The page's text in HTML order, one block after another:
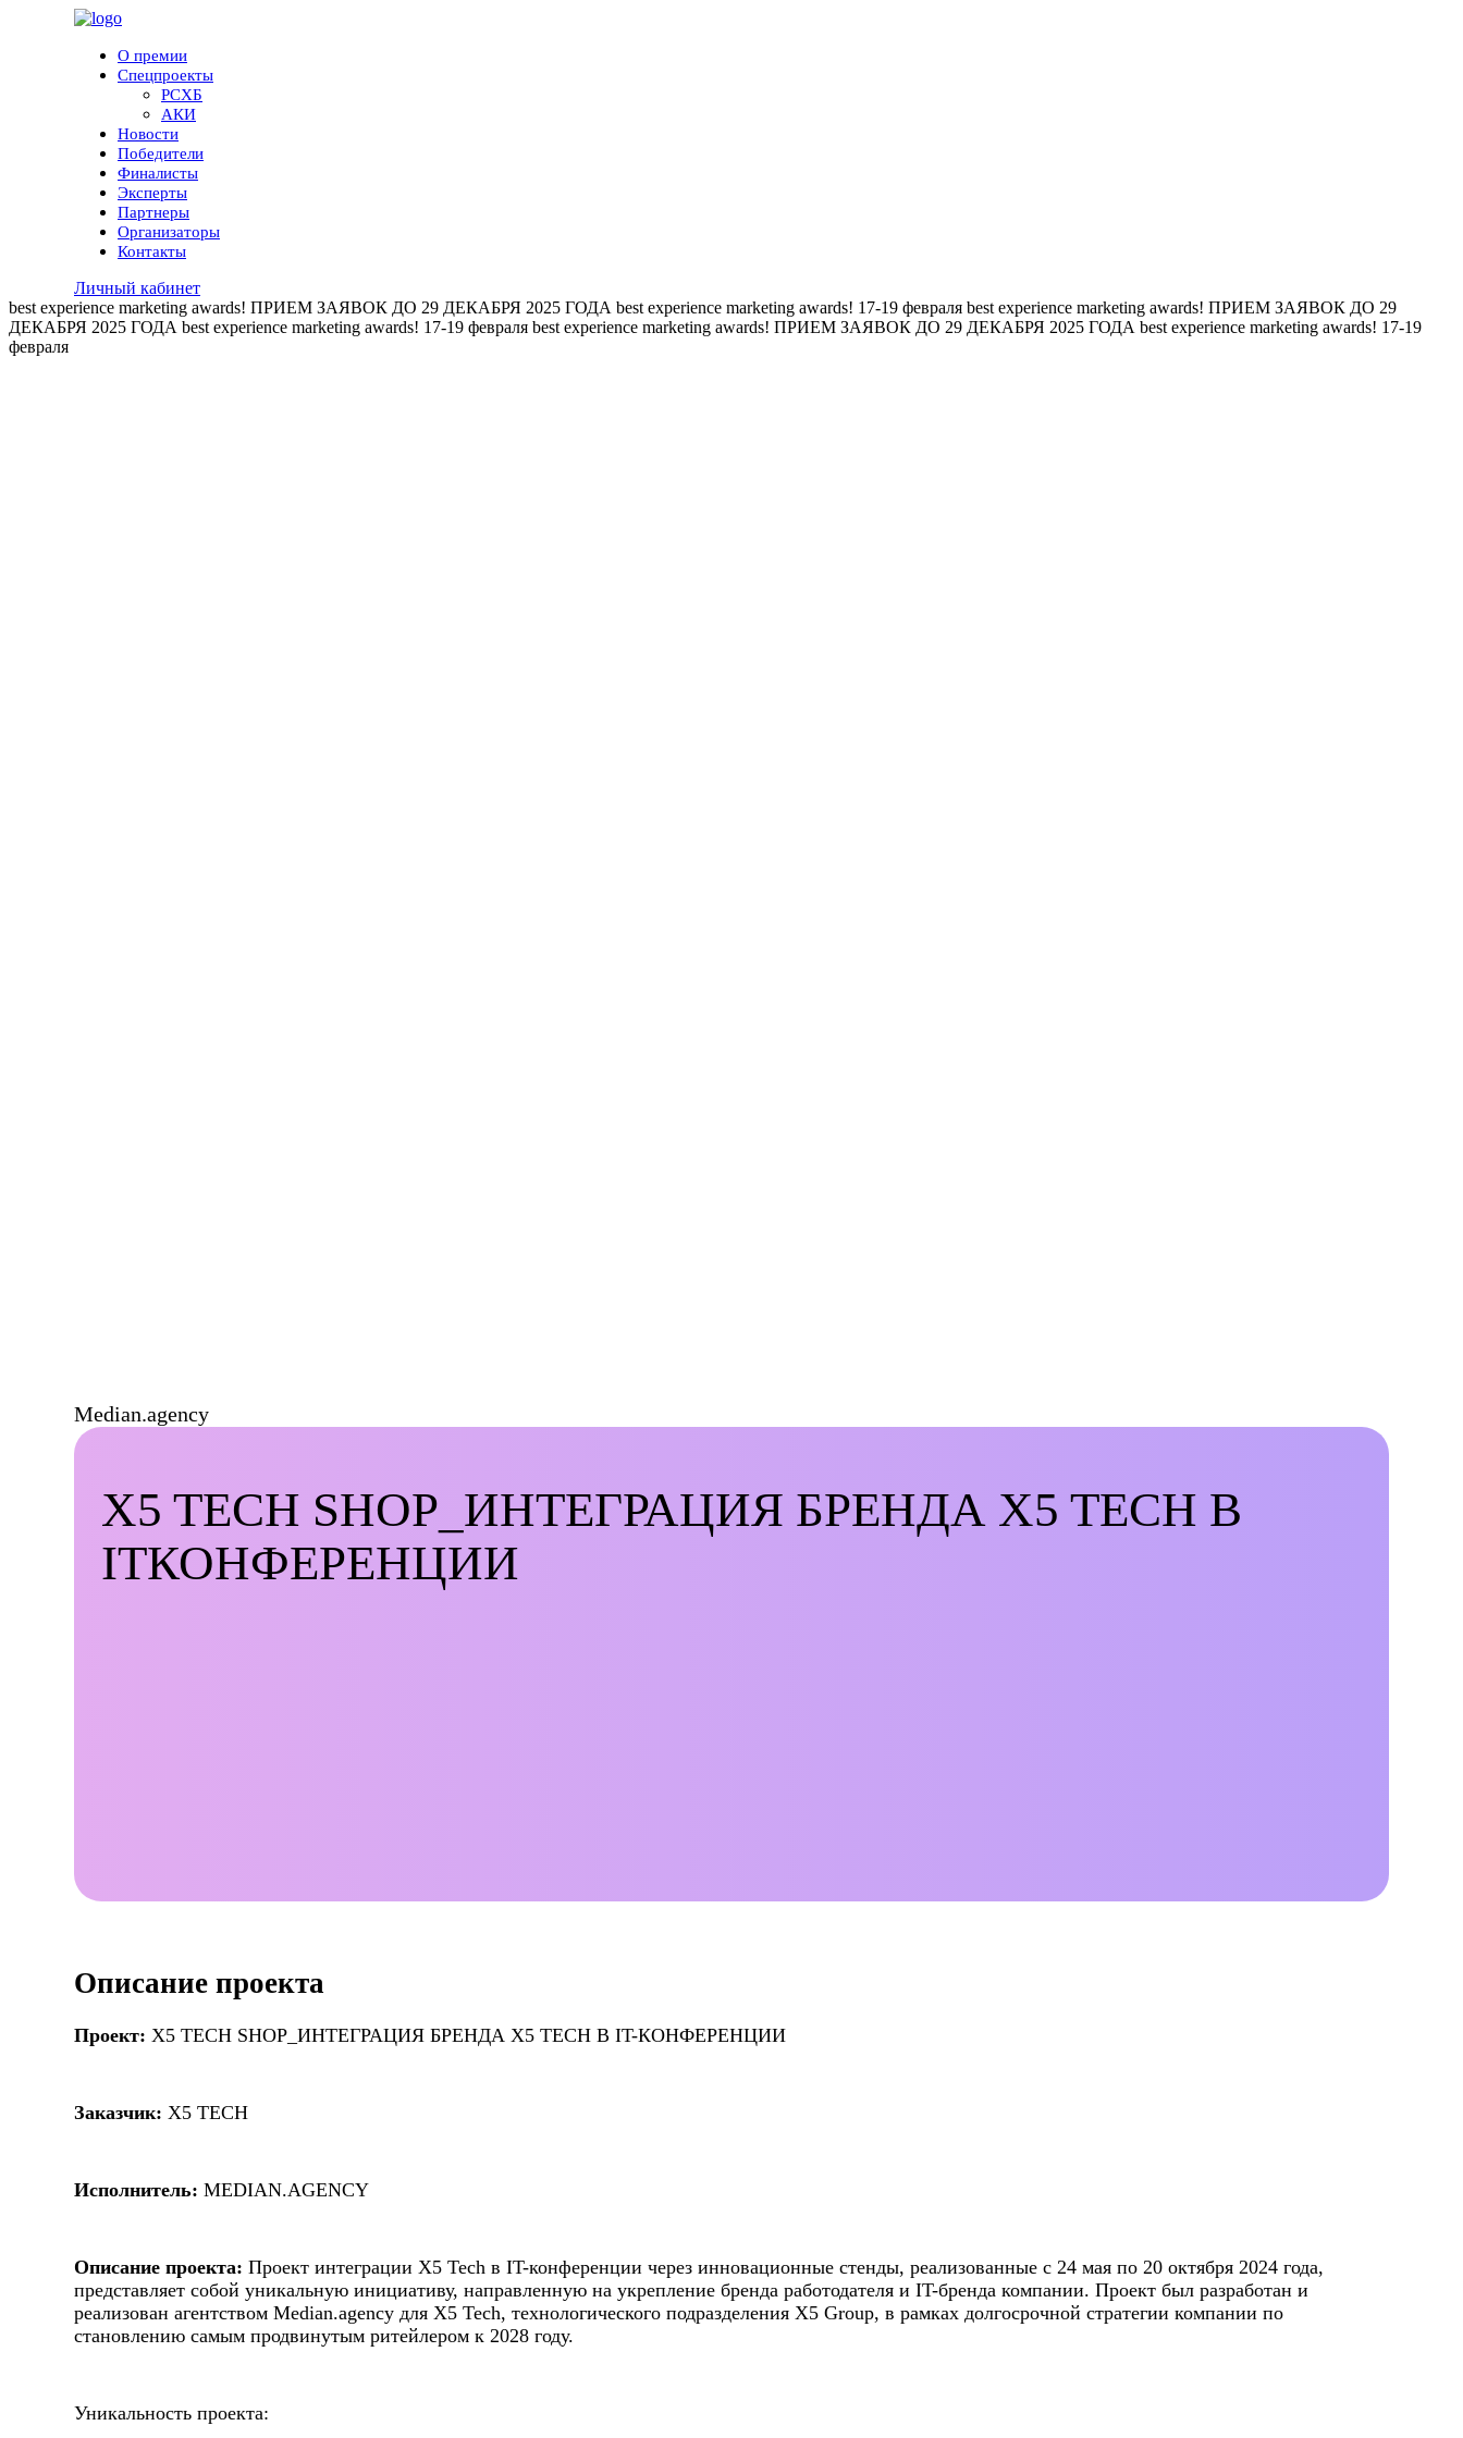
О премии
Спецпроекты
РСХБ
АКИ
Новости
Победители
Финалисты
Эксперты
Партнеры
Организаторы
Контакты
Личный кабинет
best experience marketing awards! ПРИЕМ ЗАЯВОК ДО 29 ДЕКАБРЯ 2025 ГОДА best experience marketing awards! 17-19 февраля best experience marketing awards! ПРИЕМ ЗАЯВОК ДО 29
ДЕКАБРЯ 2025 ГОДА best experience marketing awards! 17-19 февраля best experience marketing awards! ПРИЕМ ЗАЯВОК ДО 29 ДЕКАБРЯ 2025 ГОДА best experience marketing awards! 17-19
февраля
Median.agency
X5 TECH SHOP_ИНТЕГРАЦИЯ БРЕНДА X5 TECH В
ITКОНФЕРЕНЦИИ
Описание проекта
Проект: X5 TECH SHOP_ИНТЕГРАЦИЯ БРЕНДА X5 TECH В IT-КОНФЕРЕНЦИИ
Заказчик: X5 TECH
Исполнитель: MEDIAN.AGENCY
Описание проекта: Проект интеграции X5 Tech в IT-конференции через инновационные стенды, реализованные с 24 мая по 20 октября 2024 года,
представляет собой уникальную инициативу, направленную на укрепление бренда работодателя и IT-бренда компании. Проект был разработан и
реализован агентством Median.agency для X5 Tech, технологического подразделения X5 Group, в рамках долгосрочной стратегии компании по
становлению самым продвинутым ритейлером к 2028 году.
Уникальность проекта: